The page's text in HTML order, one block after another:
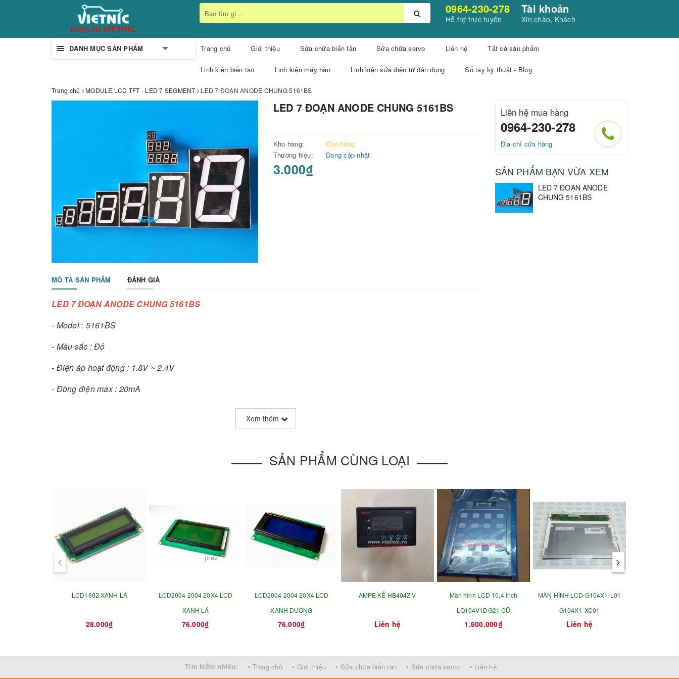
0964-230-278
Hỗ trợ trực tuyến
Tài khoản
Xin chào, Khách
DANH MỤC SẢN PHẨM Trang chủ Giới thiệu Sửa chữa biến tần Sửa chữa servo Liên hệ Tất cả sản phẩm
Linh kiện biến tần Linh kiện máy hàn Linh kiện sửa điện tử dân dụng Sổ tay kỹ thuật - Blog
Trang chủ MODULE LCD TFT - LED 7 SEGMENT LED 7 ĐOẠN ANODE CHUNG 5161BS
LED 7 ĐOẠN ANODE CHUNG 5161BS
Kho hàng:
Còn hàng
Thương hiệu:
Đang cập nhật
3.000₫
MÔ TẢ SẢN PHẨM ĐÁNH GIÁ
LED 7 ĐOẠN ANODE CHUNG 5161BS
- Model : 5161BS
- Màu sắc : Đỏ
- Điện áp hoạt động : 1.8V ~ 2.4V
- Đòng điện max : 20mA
- Sơ đồ chân LED 7 đoạn loại âm chung Model 5161AS
Xem thêm
Liên hệ mua hàng
0964-230-278
Địa chỉ cửa hàng
SẢN PHẨM BẠN VỪA XEM
LED 7 ĐOẠN ANODE
CHUNG 5161BS
SẢN PHẨM CÙNG LOẠI
LCD1602 XANH LÁ
28.000₫
LCD2004 2004 20X4 LCD
XANH LÁ
76.000₫
LCD2004 2004 20X4 LCD
XANH DƯƠNG
76.000₫
AMPE KẾ HB404Z-V
Liên hệ
Màn hình LCD 10,4 inch
LQ104V1DG21 CŨ
1.600.000₫
MÀN HÌNH LCD G104X1-L01
G104X1-XC01
Liên hệ
prev
Tìm kiếm nhiều: • Trang chủ • Giới thiệu • Sửa chữa biến tần • Sửa chữa servo • Liên hệ